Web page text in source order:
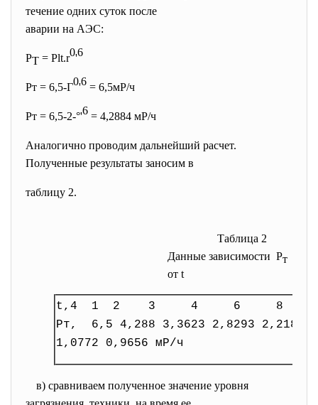
течение одних суток после
аварии на АЭС:
PT = Plt.r0'6
Рт = 6,5-Г0'6 = 6,5мР/ч
Рт = 6,5-2-°'6 = 4,2884 мР/ч
Аналогично проводим дальнейший расчет.
Полученные результаты заносим в
таблицу 2.
Таблица 2
Данные зависимости Рт
от t
t,4 1 2 3 4 6 8
Рт, 6,5 4,288 3,3623 2,8293 2,2183
1,0772 0,9656 мР/ч
в) сравниваем полученное значение уровня